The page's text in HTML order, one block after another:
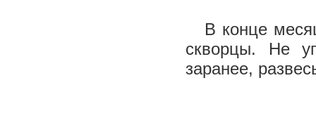
В конце
скворцы. Не
заранее,